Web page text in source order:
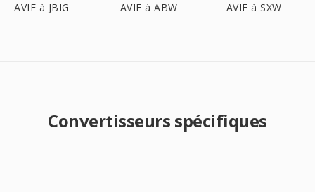
AVIF à JBIG AVIF à ABW AVIF à SXW
Convertisseurs spécifiques